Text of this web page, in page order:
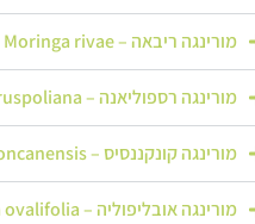
מורינגה ריבאה – Moringa rivae
מורינגה רספוליאנה – Moringa ruspoliana
מורינגה קונקננסיס – Moringa concanensis
מורינגה אובליפוליה – Moringa ovalifolia